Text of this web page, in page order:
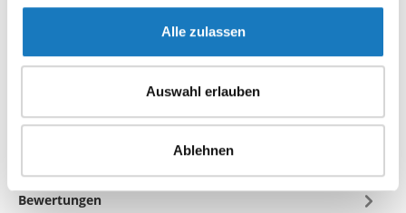
Alle zulassen
Auswahl erlauben
Ablehnen
Beschreibung
Diese Thermorollen 57 / 15 m / 12 mit SEPA Lastschrifttext
bestehen aus weißem phenolfreiem Thermopapier mit
einer Grammatur…Mehr
Bewertungen